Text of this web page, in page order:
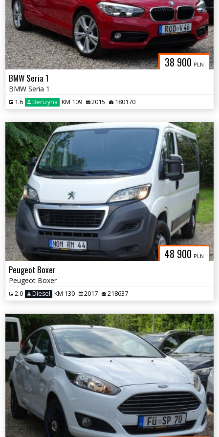
38 900 PLN
BMW Seria 1
BMW Seria 1
1.6 Benzyna KM 109 2015 180170
48 900 PLN
Peugeot Boxer
Peugeot Boxer
2.0 Diesel KM 130 2017 218637